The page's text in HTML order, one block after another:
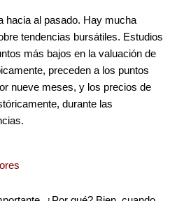
hacia al pasado. Hay mucha
tendencias bursátiles. Estudios
más bajos en la valuación de
preceden a los puntos
nueve meses, y los precios de
durante las